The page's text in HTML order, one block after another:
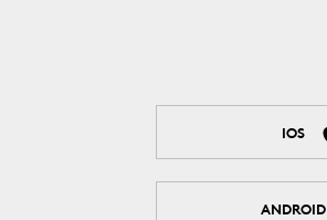
IOS
ANDROID